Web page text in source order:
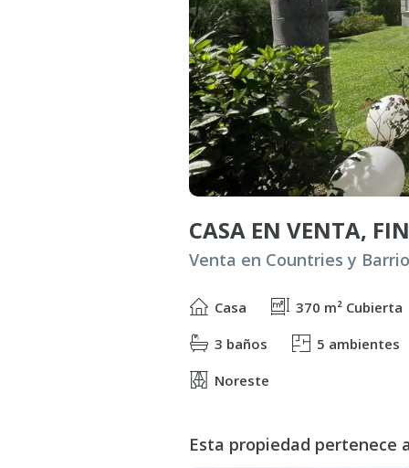
Casa 370 m² Cubierta
3 baños
5 ambientes
Noreste
Esta propiedad pertenece